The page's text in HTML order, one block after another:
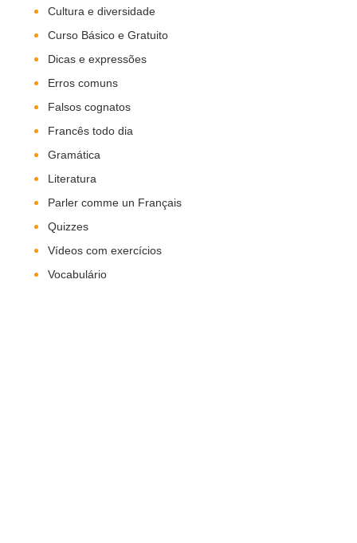
Cultura e diversidade
Curso Básico e Gratuito
Dicas e expressões
Erros comuns
Falsos cognatos
Francês todo dia
Gramática
Literatura
Parler comme un Français
Quizzes
Vídeos com exercícios
Vocabulário